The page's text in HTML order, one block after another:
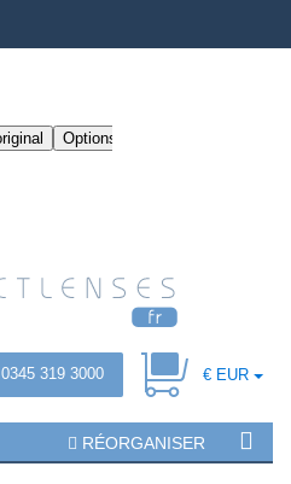
0345 319 3000 € EUR
RÉORGANISER